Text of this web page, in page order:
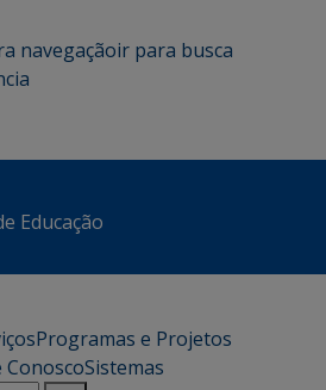
navegaçãoir para busca
Educação
Programas e Projetos
ConoscoSistemas